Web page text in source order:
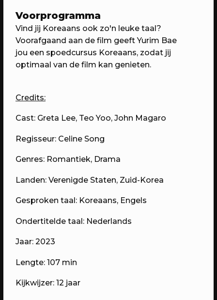
WEKEA: Huisfeest met Kapitaal
Utrecht!
GigaSjoelen & nog veel meer.
Voorprogramma
Vind jij Koreaans ook zo'n leuke taal?
Voorafgaand aan de film geeft Yurim Bae
jou een spoedcursus Koreaans, zodat jij
optimaal van de film kan genieten.
Credits:
Cast: Greta Lee, Teo Yoo, John Magaro
Regisseur: Celine Song
Genres: Romantiek, Drama
Landen: Verenigde Staten, Zuid-Korea
Gesproken taal: Koreaans, Engels
Ondertitelde taal: Nederlands
Jaar: 2023
Lengte: 107 min
Kijkwijzer: 12 jaar